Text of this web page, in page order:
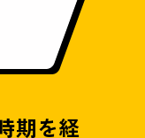
期を経